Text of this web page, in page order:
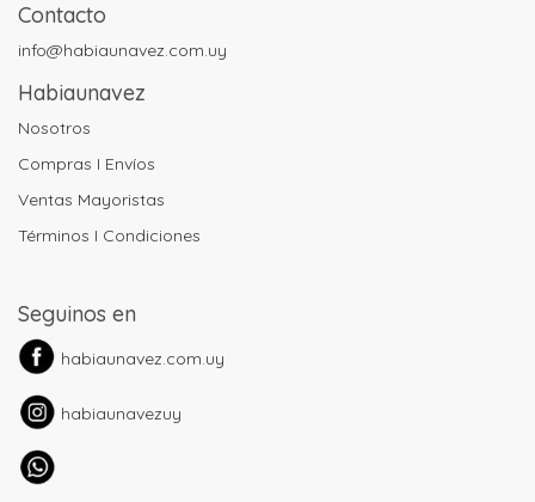
Contacto
info@habiaunavez.com.uy
Habiaunavez
Nosotros
Compras I Envíos
Ventas Mayoristas
Términos I Condiciones
Seguinos en
habiaunavez.com.uy
habiaunavezuy